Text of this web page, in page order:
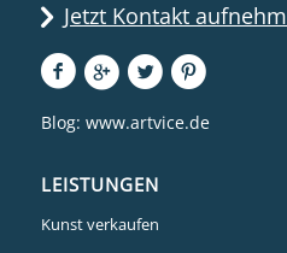
Jetzt Kontakt
Blog: www.artvice.de
LEISTUNGEN
Kunst verkaufen